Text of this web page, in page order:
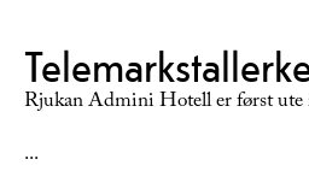
Rjukan Admini Hotell er først ute
...